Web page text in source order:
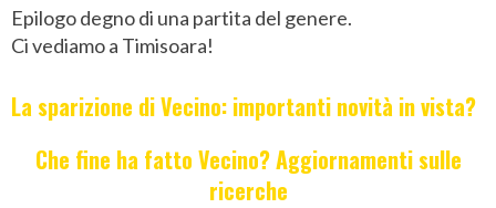
Epilogo degno di una partita del genere.
Ci vediamo a Timisoara!
La sparizione di Vecino: importanti novità in vista?
Che fine ha fatto Vecino? Aggiornamenti sulle
ricerche